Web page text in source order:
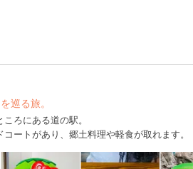
巡る旅。
ろにある道の駅。
ートがあり、郷土料理や軽食が取れます。